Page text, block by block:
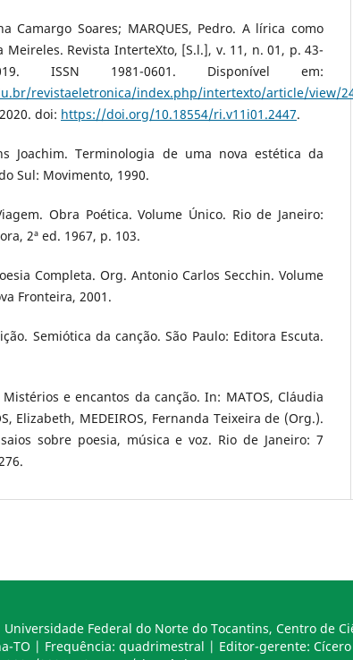
Camargo Soares; MARQUES, Pedro. A lírica como
Revista InterteXto, [S.l.], v. 11, n. 01, p. 43-
ISSN 1981-0601. Disponível em:
revistaeletronica/index.php/intertexto/article/view/
doi: https://doi.org/10.18554/ri.v11i01.2447.
Joachim. Terminologia de uma nova estética da
Sul: Movimento, 1990.
Obra Poética. Volume Único. Rio de Janeiro:
2ª ed. 1967, p. 103.
Completa. Org. Antonio Carlos Secchin. Volume
Fronteira, 2001.
Semiótica da canção. São Paulo: Editora Escuta.
Mistérios e encantos da canção. In: MATOS, Cláudia
Elizabeth, MEDEIROS, Fernanda Teixeira de (Org.).
sobre poesia, música e voz. Rio de Janeiro: 7
Universidade Federal do Norte do Tocantins, Centro de
TO | Frequência: quadrimestral | Editor-gerente: